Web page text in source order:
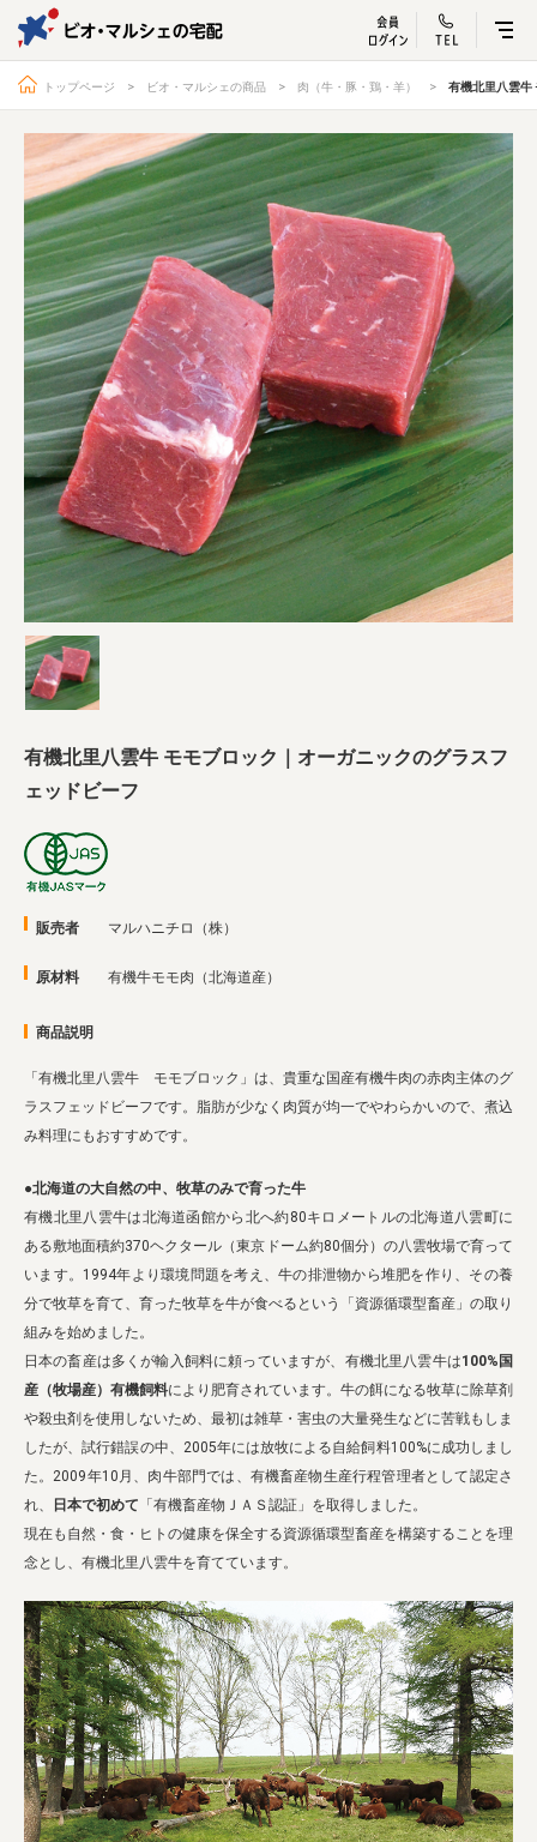
ビオ・マルシェ
宅配サービス紹介 有機野菜のお試しセッ
入
トップページ ビオ・マルシェの想い
宅配サービスについて 読みもの・NEWS
ビオ・マルシェの商品 ご利用ガイド
よくある質問 オーガニックって何
お届け情報 生産者・製造者
取扱店 ビオママクラブ
お問い合わせ 放射性物質への対応
会社概要 採用情報
業務用卸 SDGsへの取り組み
トップページ ビオ・マルシェの商品 肉（牛・豚・鶏・羊） 有機北里八雲牛
有機北里八雲牛 モモブロック｜オーガニックのグラスフ
ェッドビーフ
販売者 マルハニチロ（株）
原材料 有機牛モモ肉（北海道産）
商品説明
「有機北里八雲牛 モモブロック」は、貴重な国産有機牛肉の赤肉主体のグ
ラスフェッドビーフです。脂肪が少なく肉質が均一でやわらかいので、煮込
み料理にもおすすめです。
●北海道の大自然の中、牧草のみで育った牛
有機北里八雲牛は北海道函館から北へ約80キロメートルの北海道八雲町に
ある敷地面積約370ヘクタール（東京ドーム約80個分）の八雲牧場で育って
います。1994年より環境問題を考え、牛の排泄物から堆肥を作り、その養
分で牧草を育て、育った牧草を牛が食べるという「資源循環型畜産」の取り
組みを始めました。
日本の畜産は多くが輸入飼料に頼っていますが、有機北里八雲牛は100%国
産（牧場産）有機飼料により肥育されています。牛の餌になる牧草に除草剤
や殺虫剤を使用しないため、最初は雑草・害虫の大量発生などに苦戦もしま
したが、試行錯誤の中、2005年には放牧による自給飼料100%に成功しまし
た。2009年10月、肉牛部門では、有機畜産物生産行程管理者として認定さ
れ、
日本で初めて 「有機畜産物ＪＡＳ認証」を取得しました。
現在も自然・食・ヒトの健康を保全する資源循環型畜産を構築することを理
念とし、有機北里八雲牛を育てています。